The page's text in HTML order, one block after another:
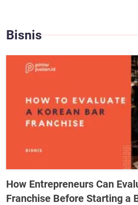
Bisnis
How Entrepreneurs Can
Franchise Before Starting a